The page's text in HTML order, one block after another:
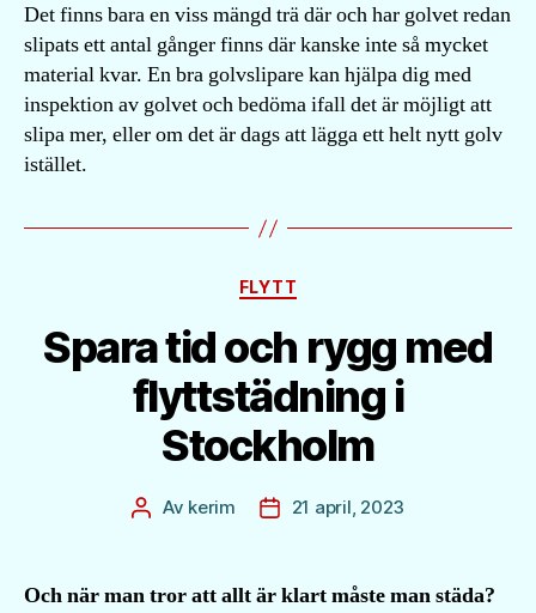
Det finns bara en viss mängd trä där och har golvet redan
slipats ett antal gånger finns där kanske inte så mycket
material kvar. En bra golvslipare kan hjälpa dig med
inspektion av golvet och bedöma ifall det är möjligt att
slipa mer, eller om det är dags att lägga ett helt nytt golv
istället.
Kategorier
FLYTT
Spara tid och rygg med
flyttstädning i
Stockholm
Inläggsförfattare
Av kerim Inläggsdatum
21 april, 2023
Och när man tror att allt är klart måste man städa?